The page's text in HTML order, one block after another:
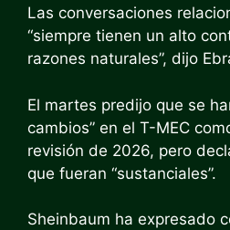
Las conversaciones
“siempre tienen un alto
razones naturales”, dijo
El martes predijo que se
cambios” en el T-MEC
revisión de 2026, pero
que fueran “sustanciales”.
Sheinbaum ha expresado